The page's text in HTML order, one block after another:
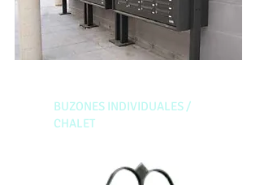
BUZONES INDIVIDUALES /
CHALET